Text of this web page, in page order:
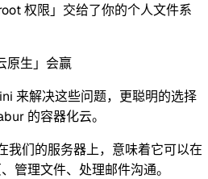
权限」交给了你的个人文件系
原生」会赢
来解决这些问题，更聪明的选择
的容器化云。
我们的服务器上，意味着它可以在
管理文件、处理邮件沟通。